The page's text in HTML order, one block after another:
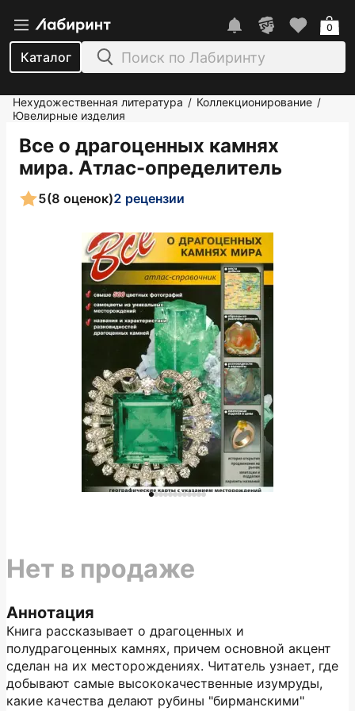
Каталог
0
Нехудожественная литература / Коллекционирование /
Ювелирные изделия
Все о драгоценных камнях
мира. Атлас-определитель
5(8 оценок)2 рецензии
Аннотация
Книга рассказывает о драгоценных и
полудрагоценных камнях, причем основной акцент
сделан на их месторождениях. Читатель узнает, где
добывают самые высококачественные изумруды,
какие качества делают рубины "бирманскими"
Нет в продаже